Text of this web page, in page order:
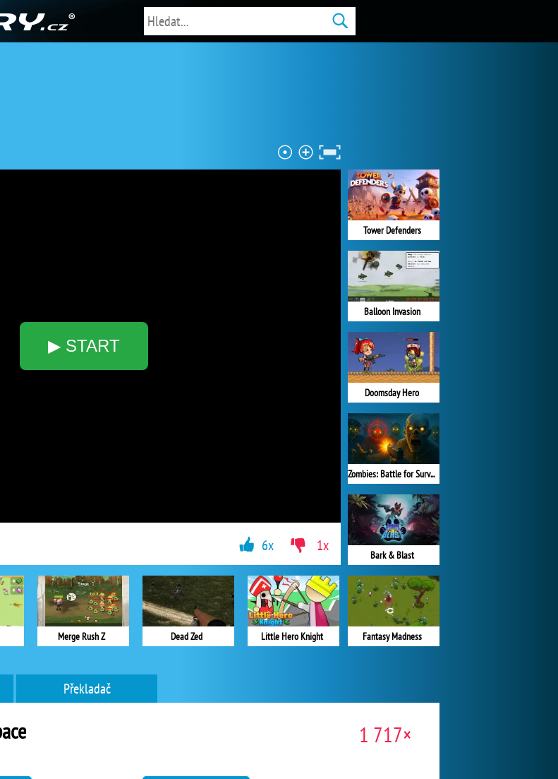
▶ START
Tower Defenders
Balloon Invasion
Doomsday Hero
Zombies: Battle for Survival
Bark & Blast
Fantasy Madness
Merge Rush Z Dead Zed Little Hero Knight
6x 1x
Překladač
1 717×